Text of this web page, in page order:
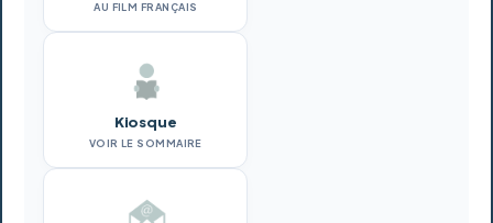
AU FILM FRANÇAIS
Kiosque
VOIR LE SOMMAIRE